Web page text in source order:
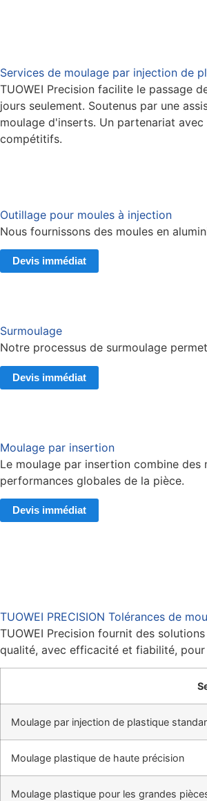
Services de moulage par injection de
TUOWEI Precision facilite le passage
jours seulement. Soutenus par une
moulage d'inserts. Un partenariat
compétitifs.
Outillage pour moules à injection
Nous fournissons des moules en
Devis immédiat
Surmoulage
Notre processus de surmoulage
Devis immédiat
Moulage par insertion
Le moulage par insertion combine
performances globales de la pièce.
Devis immédiat
TUOWEI PRECISION Tolérances de
TUOWEI Precision fournit des
qualité, avec efficacité et fiabilité,
Moulage par injection de plastique
Moulage plastique de haute précision
Moulage plastique pour les grandes